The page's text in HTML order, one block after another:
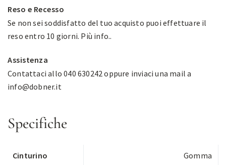
Reso e Recesso
Se non sei soddisfatto del tuo acquisto puoi effettuare il
reso entro 10 giorni. Più info..
Assistenza
Contattaci allo 040 630242 oppure inviaci una mail a
info@dobner.it
Specifiche
Cinturino Gomma